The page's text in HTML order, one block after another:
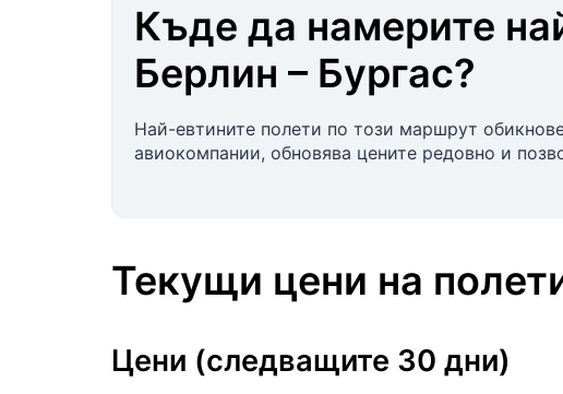
Къде да намерите
Берлин – Бургас?
Най-евтините полети по този маршрут
авиокомпании, обновява цените редовно и
Текущи цени на
Цени (следващите 30 дни)